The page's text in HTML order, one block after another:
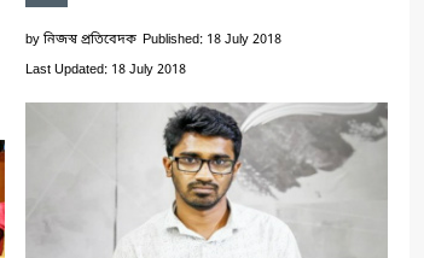
by নিজস্ব প্রতিবেদক Published: 18 July 2018
Last Updated: 18 July 2018